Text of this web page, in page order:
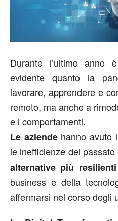
Durante l’ultimo anno
evidente quanto la
lavorare, apprendere e
remoto, ma anche a
e i comportamenti.
Le aziendehanno avuto
le inefficienze del
alternative più resilienti
business e della
affermarsi nel corso degli